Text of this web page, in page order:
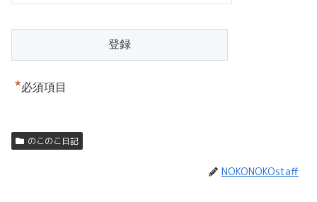
*必須項目
のこのこ日記
NOKONOKOstaff